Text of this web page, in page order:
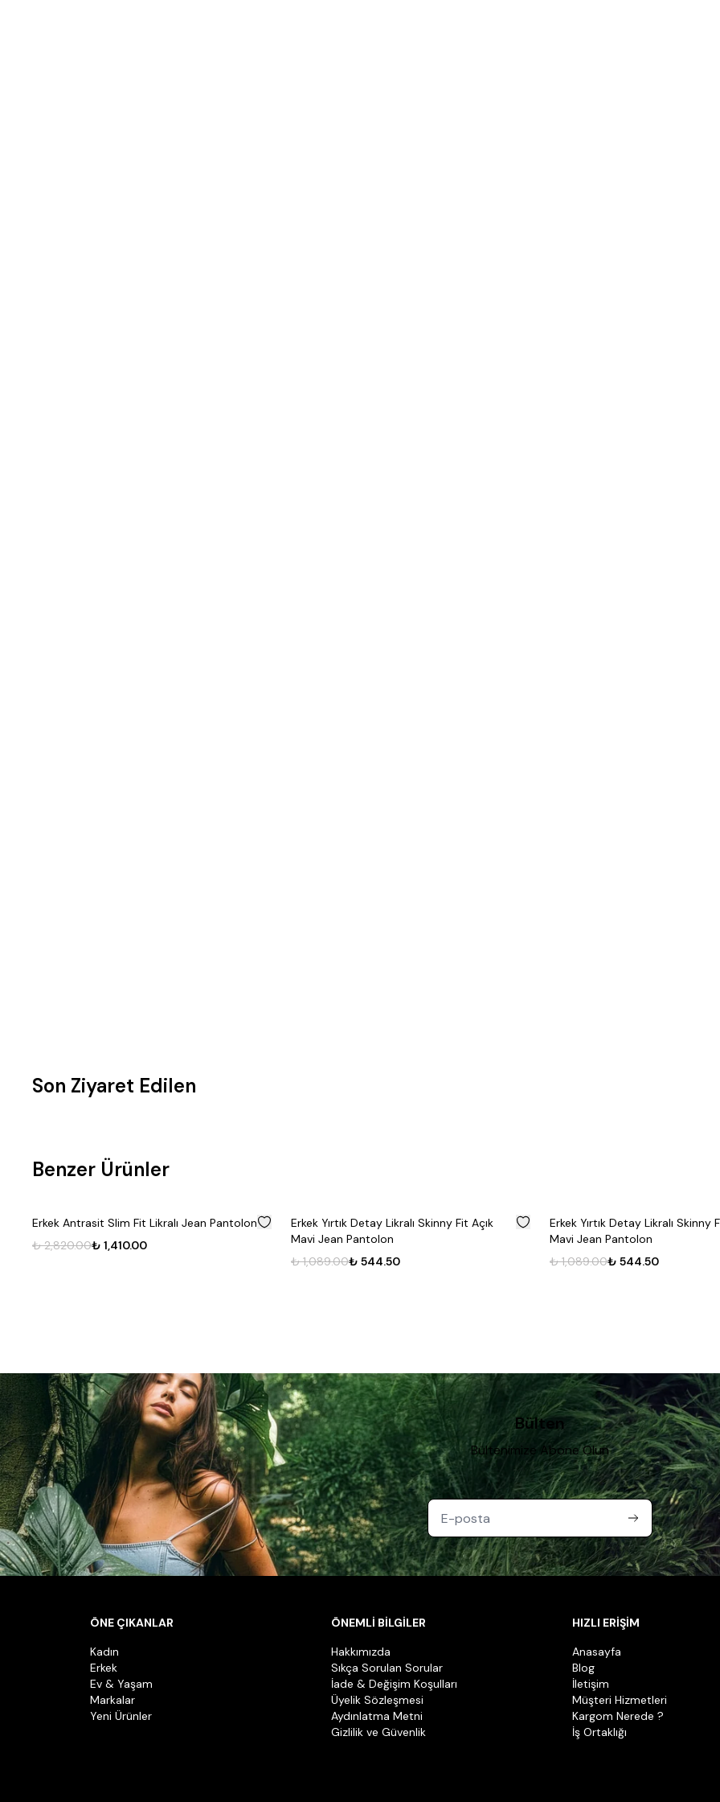
Son Ziyaret Edilen
Benzer Ürünler
% 50
Erkek Antrasit Slim Fit Likralı Jean Pantolon
₺ 2,820.00₺ 1,410.00
50
Erkek Yırtık Detay Likralı Skinny Fit Açık
Mavi Jean Pantolon
₺ 1,089.00₺ 544.50
Erkek Yırtık Detay Likralı Skinny
Mavi Jean Pantolon
₺ 1,089.00₺ 544.50
Bülten
Bültenimize Abone Olun
ÖNE ÇIKANLAR
Kadın
Erkek
Ev & Yaşam
Markalar
Yeni Ürünler
ÖNEMLİ BİLGİLER
Hakkımızda
Sıkça Sorulan Sorular
İade & Değişim Koşulları
Üyelik Sözleşmesi
Aydınlatma Metni
Gizlilik ve Güvenlik
HIZLI ERİŞİM
Anasayfa
Blog
İletişim
Müşteri Hizmetleri
Kargom Nerede ?
İş Ortaklığı